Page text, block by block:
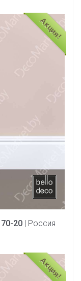
Акция!
20
| Россия
Акция!